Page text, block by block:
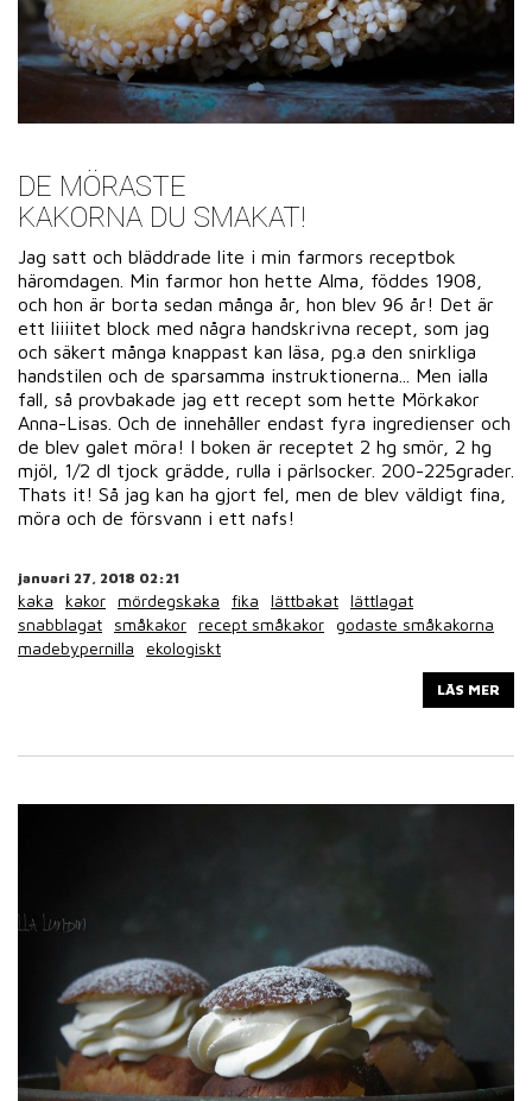
DE MÖRASTE
KAKORNA DU SMAKAT!
Jag satt och bläddrade lite i min farmors receptbok
häromdagen. Min farmor hon hette Alma, föddes 1908,
och hon är borta sedan många år, hon blev 96 år! Det är
ett liiiitet block med några handskrivna recept, som jag
och säkert många knappast kan läsa, pg.a den snirkliga
handstilen och de sparsamma instruktionerna... Men ialla
fall, så provbakade jag ett recept som hette Mörkakor
Anna-Lisas. Och de innehåller endast fyra ingredienser och
de blev galet möra! I boken är receptet 2 hg smör, 2 hg
mjöl, 1/2 dl tjock grädde, rulla i pärlsocker. 200-225grader.
Thats it! Så jag kan ha gjort fel, men de blev väldigt fina,
möra och de försvann i ett nafs!
januari 27, 2018 02:21
kaka kakor mördegskaka fika lättbakat lättlagat
snabblagat
småkakor recept småkakor
godaste småkakorna
madebypernilla
ekologiskt
LÄS MER